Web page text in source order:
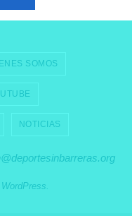
SOMOS
NOTICIAS
WordPress.